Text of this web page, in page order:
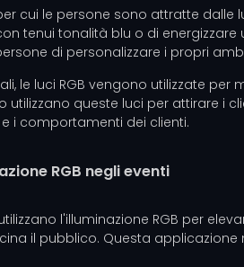
cui le persone sono attratte
tenui tonalità blu o di energizzare
di personalizzare i propri
le luci RGB vengono utilizzate
queste luci per attirare i
i comportamenti dei clienti.
RGB negli eventi
l'illuminazione RGB per
il pubblico. Questa